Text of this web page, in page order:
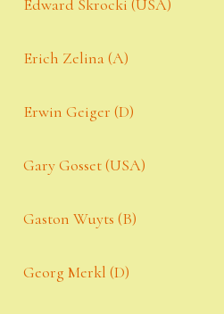
Edward Skrocki (USA)
Erich Zelina (A)
Erwin Geiger (D)
Gary Gosset (USA)
Gaston Wuyts (B)
Georg Merkl (D)